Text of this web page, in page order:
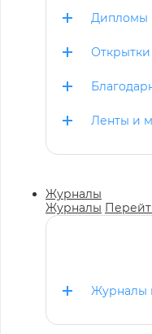
Дипломы
Открытки
Ленты и
Журналы
Журналы
Журналы